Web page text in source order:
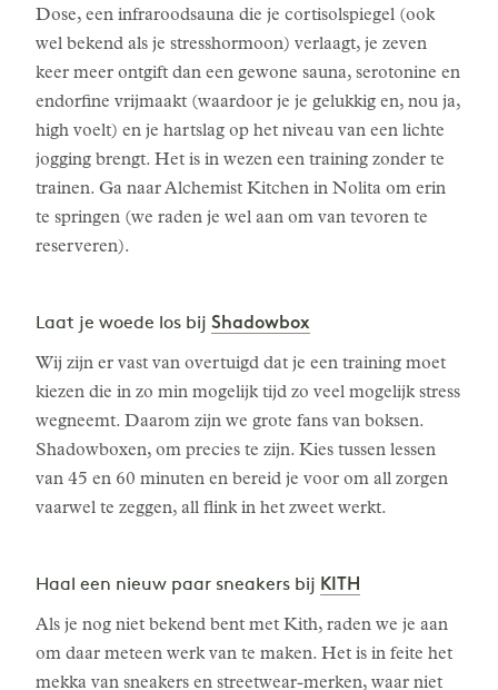
Dose, een infraroodsauna die je cortisolspiegel (ook
wel bekend als je stresshormoon) verlaagt, je zeven
keer meer ontgift dan een gewone sauna, serotonine en
endorfine vrijmaakt (waardoor je je gelukkig en, nou ja,
high voelt) en je hartslag op het niveau van een lichte
jogging brengt. Het is in wezen een training zonder te
trainen. Ga naar Alchemist Kitchen in Nolita om erin
te springen (we raden je wel aan om van tevoren te
reserveren).
Laat je woede los bij Shadowbox
Wij zijn er vast van overtuigd dat je een training moet
kiezen die in zo min mogelijk tijd zo veel mogelijk stress
wegneemt. Daarom zijn we grote fans van boksen.
Shadowboxen, om precies te zijn. Kies tussen lessen
van 45 en 60 minuten en bereid je voor om all zorgen
vaarwel te zeggen, all flink in het zweet werkt.
Haal een nieuw paar sneakers bij KITH
Als je nog niet bekend bent met Kith, raden we je aan
om daar meteen werk van te maken. Het is in feite het
mekka van sneakers en streetwear-merken, waar niet